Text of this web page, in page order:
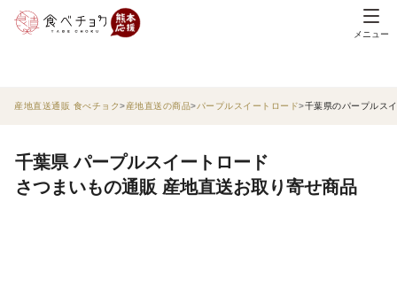
メニュー
産地直送通販 食べチョク 産地直送の商品 パープルスイートロード 千葉県のパープルス
千葉県 パープルスイートロード
さつまいもの通販 産地直送お取り寄せ商品